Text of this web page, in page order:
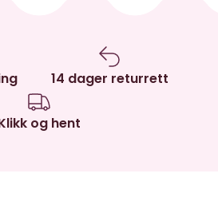
14 dager returrett
og hent